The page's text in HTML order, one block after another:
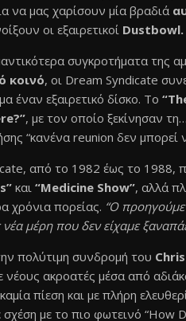
να μας χαρίσουν μία βραδιά
οι εξαιρετικοί Dustbowl.
συγκροτήματα της
κοινό, οι Dream Syndicate
έναν εξαιρετικό δίσκο. Το
, με τον οποίο ξεκίνησαν
“κανένα reunion δεν
από το 1982 έως το 1988,
και “Medicine Show”, αλλά
χρόνια πορείας. “Ο
μέρη που δεν είχαμε
πολύτιμη συνδρομή του Chris
νέους ακροατές μέσα από
πίεση και με πλήρη
σχέση με το πιο φωτεινό “How